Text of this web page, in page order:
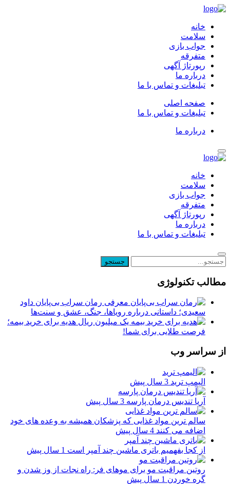
خانه
سلامت
جواب بازی
متفرقه
رپورتاژ آگهی
درباره ما
تبلیغات و تماس با ما
صفحه اصلی
تبلیغات و تماس با ما
درباره ما
خانه
سلامت
جواب بازی
متفرقه
رپورتاژ آگهی
درباره ما
تبلیغات و تماس با ما
مطالب تکنولوژی
معرفی رمان سراب بی‌پایان داود
سعیدی؛ داستانی درباره رویاها، جنگ، عشق و سنت‌ها
یک میلیون ریال هدیه برای خرید بیمه؛
فرصت طلایی برای شما!
از سراسر وب
الیمپ ترید 3 سال پیش
آریا تندیس درمان پارسه 3 سال پیش
سالم ترین مواد غذایی که پزشکان همیشه به وعده های خود
اضافه می کنند 4 سال پیش
از کجا بفهمیم باتری ماشین چند آمپر است 1 سال پیش
روتین مراقبت مو برای موهای فر: راه نجات از وز شدن و
گره خوردن 1 سال پیش